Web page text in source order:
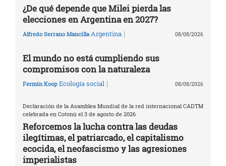
¿De qué depende que Milei pierda las
elecciones en Argentina en 2027?
Alfredo Serrano Mancilla Argentina | 08/08/2026
El mundo no está cumpliendo sus
compromisos con la naturaleza
Fermín Koop Ecología social | 08/08/2026
Declaración de la Asamblea Mundial de la red internacional CADTM
celebrada en Cotonú el 3 de agosto de 2026
Reforcemos la lucha contra las deudas
ilegítimas, el patriarcado, el capitalismo
ecocida, el neofascismo y las agresiones
imperialistas